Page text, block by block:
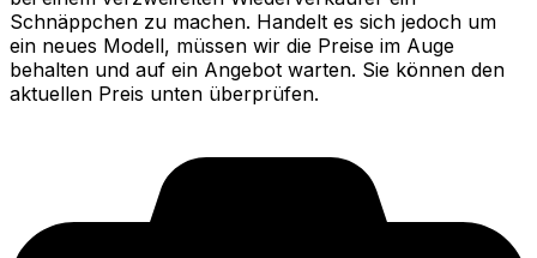
Schnäppchen zu machen. Handelt es sich jedoch um
ein neues Modell, müssen wir die Preise im Auge
behalten und auf ein Angebot warten. Sie können den
aktuellen Preis unten überprüfen.